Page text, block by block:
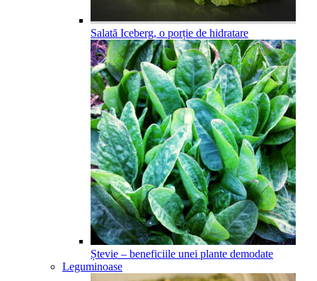
Salată Iceberg, o porție de hidratare
Ștevie – beneficiile unei plante demodate
Leguminoase